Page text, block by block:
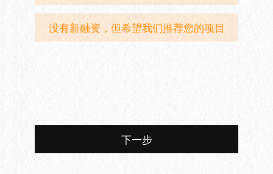
没有新融资，但希望我们推荐您的项目
下一步